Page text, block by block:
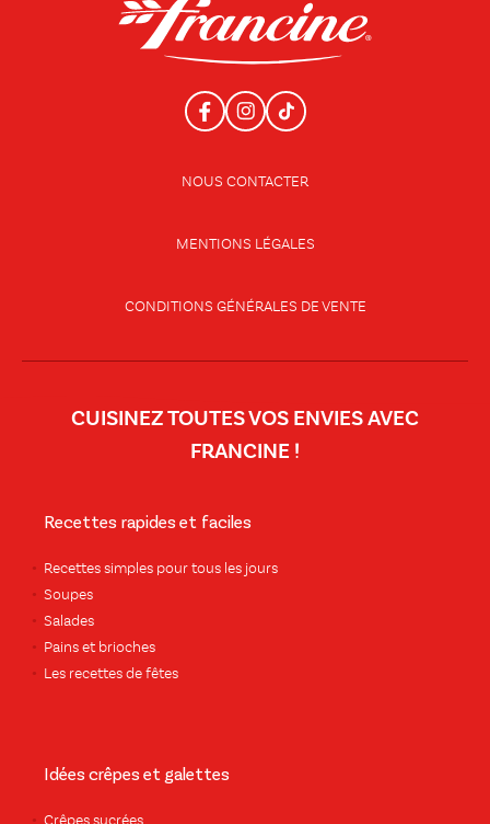
NOUS CONTACTER
MENTIONS LÉGALES
CONDITIONS GÉNÉRALES DE VENTE
CUISINEZ TOUTES VOS ENVIES AVEC
FRANCINE !
Recettes rapides et faciles
Recettes simples pour tous les jours
Soupes
Salades
Pains et brioches
Les recettes de fêtes
Idées crêpes et galettes